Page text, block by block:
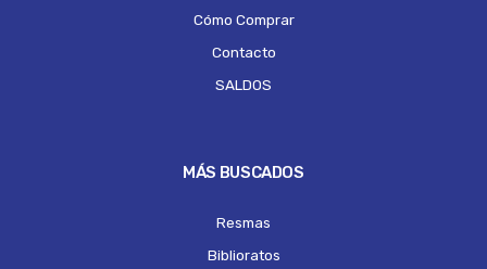
Cómo Comprar
Contacto
SALDOS
MÁS BUSCADOS
Resmas
Biblioratos